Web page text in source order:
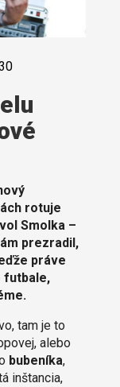
rotuje
Smolka –
prezradil,
práve
futbale,
tam je to
alebo
bubeníka,
inštancia,